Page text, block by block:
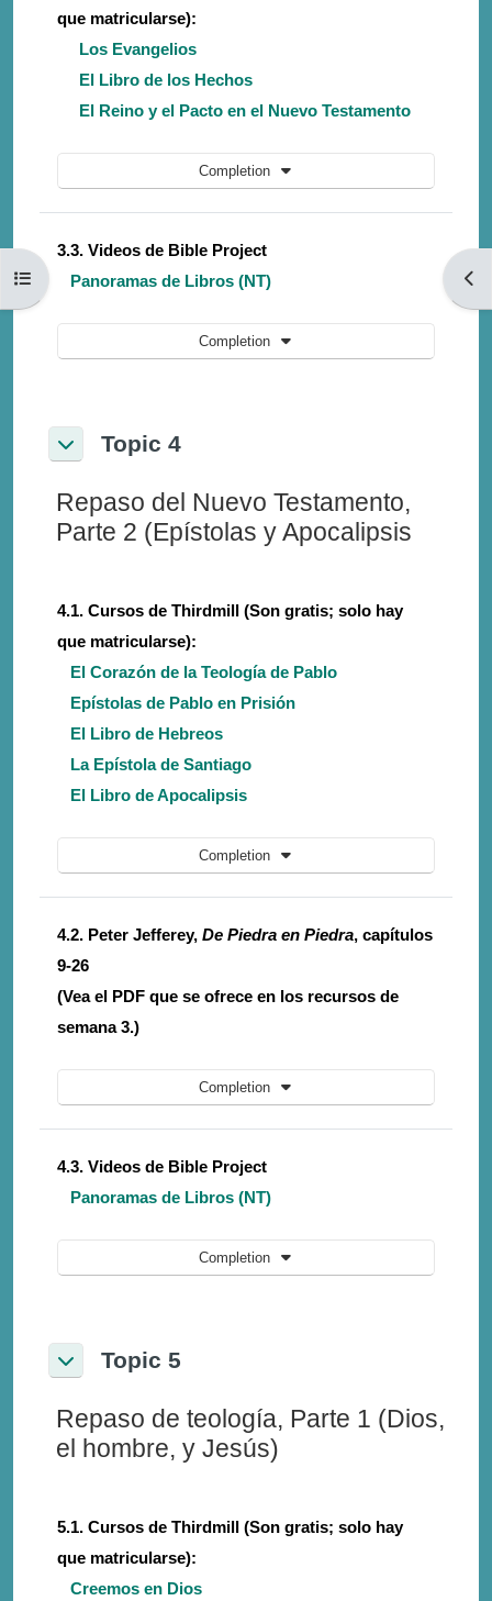
Open course index
Completion
que matricularse):
Los Evangelios
El Libro de los Hechos
El Reino y el Pacto en el Nuevo Testamento
Completion
3.3. Videos de Bible Project
Panoramas de Libros (NT)
CollapseTopic 4
Repaso del Nuevo Testamento,
Parte 2 (Epístolas y Apocalipsis
Completion
4.1. Cursos de Thirdmill (Son gratis; solo hay
que matricularse):
El Corazón de la Teología de Pablo
Epístolas de Pablo en Prisión
El Libro de Hebreos
La Epístola de Santiago
El Libro de Apocalipsis
Completion
4.2. Peter Jefferey, De Piedra en Piedra, capítulos
9-26
(Vea el PDF que se ofrece en los recursos de
semana 3.)
Completion
4.3. Videos de Bible Project
Panoramas de Libros (NT)
CollapseTopic 5
Repaso de teología, Parte 1 (Dios,
el hombre, y Jesús)
5.1. Cursos de Thirdmill (Son gratis; solo hay
que matricularse):
Creemos en Dios